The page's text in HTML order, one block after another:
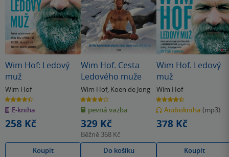
Wim Hof: Ledový
muž
Wim Hof
4.5
z
5
hvězdiček
E-kniha
258 Kč
Koupit
Wim Hof. Cesta
Ledového muže
Wim Hof, Koen de Jong
4.2
z
5
hvězdiček
pevná vazba
329 Kč
Běžně 368 Kč
Do košíku
Wim Hof. Ledový
muž
Wim Hof
4.5
z
5
hvězdiček
Audiokniha (mp3)
378 Kč
Koupit